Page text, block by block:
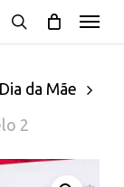
Menu
Dia da Mãe
2